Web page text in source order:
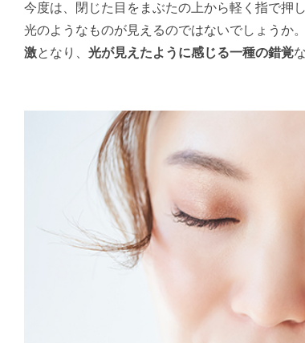
今度は、閉じた目をまぶたの上から軽く指で押
光のようなものが見えるのではないでしょうか。
激となり、 光が見えたように感じる一種の錯覚